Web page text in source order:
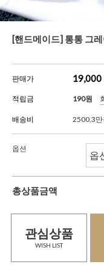
[핸드메이드] 통통 그
판매가 19,000
적립금 190원
배송비 2500,3만
옵션
총상품금액
관심상품
WISH LIST